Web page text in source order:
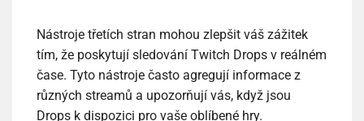
Nástroje třetích stran mohou zlepšit váš zážitek
tím, že poskytují sledování Twitch Drops v reálném
čase. Tyto nástroje často agregují informace z
různých streamů a upozorňují vás, když jsou
Drops k dispozici pro vaše oblíbené hry.